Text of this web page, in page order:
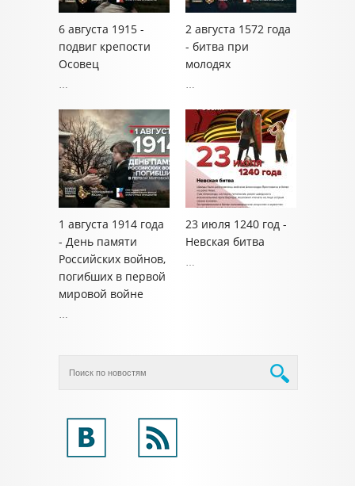
6 августа 1915 -
подвиг крепости
Осовец
…
2 августа 1572 года
- битва при
молодях
…
1 августа 1914 года
- День памяти
Российских войнов,
погибших в первой
мировой войне
…
23 июля 1240 год -
Невская битва
…